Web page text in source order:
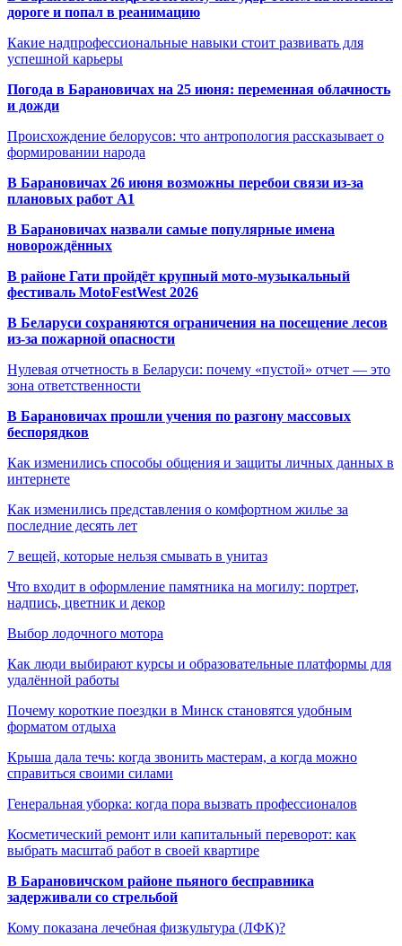
дороге и попал в реанимацию
Какие надпрофессиональные навыки стоит развивать для
успешной карьеры
Погода в Барановичах на 25 июня: переменная облачность
и дожди
Происхождение белорусов: что антропология рассказывает о
формировании народа
В Барановичах 26 июня возможны перебои связи из-за
плановых работ A1
В Барановичах назвали самые популярные имена
новорождённых
В районе Гати пройдёт крупный мото-музыкальный
фестиваль MotoFestWest 2026
В Беларуси сохраняются ограничения на посещение лесов
из-за пожарной опасности
Нулевая отчетность в Беларуси: почему «пустой» отчет — это
зона ответственности
В Барановичах прошли учения по разгону массовых
беспорядков
Как изменились способы общения и защиты личных данных в
интернете
Как изменились представления о комфортном жилье за
последние десять лет
7 вещей, которые нельзя смывать в унитаз
Что входит в оформление памятника на могилу: портрет,
надпись, цветник и декор
Выбор лодочного мотора
Как люди выбирают курсы и образовательные платформы для
удалённой работы
Почему короткие поездки в Минск становятся удобным
форматом отдыха
Крыша дала течь: когда звонить мастерам, а когда можно
справиться своими силами
Генеральная уборка: когда пора вызвать профессионалов
Косметический ремонт или капитальный переворот: как
выбрать масштаб работ в своей квартире
В Барановичском районе пьяного бесправника
задерживали со стрельбой
Кому показана лечебная физкультура (ЛФК)?